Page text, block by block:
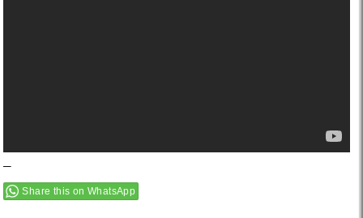
–
Share this on WhatsApp